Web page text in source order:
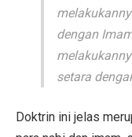
dengan
Doktrin ini jelas